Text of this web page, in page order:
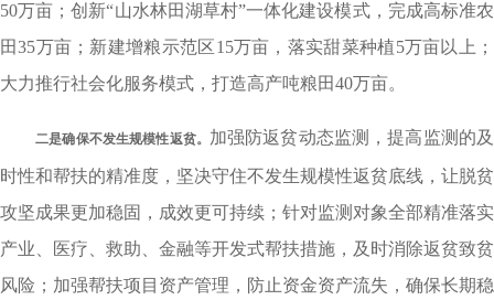
50万亩；创新“山水林田湖草村”一体化建设模式，完成高标准农
田35万亩；新建增粮示范区15万亩，落实甜菜种植5万亩以上；
大力推行社会化服务模式，打造高产吨粮田40万亩。
二是确保不发生规模性返贫。 加强防返贫动态监测，提高监测的及
时性和帮扶的精准度，坚决守住不发生规模性返贫底线，让脱贫
攻坚成果更加稳固，成效更可持续；针对监测对象全部精准落实
产业、医疗、救助、金融等开发式帮扶措施，及时消除返贫致贫
风险；加强帮扶项目资产管理，防止资金资产流失，确保长期稳